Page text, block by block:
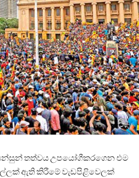
තත්වය උපයෝගීකරගෙන එම
ඇති කිරීමේ වැඩපිළිවෙලක්